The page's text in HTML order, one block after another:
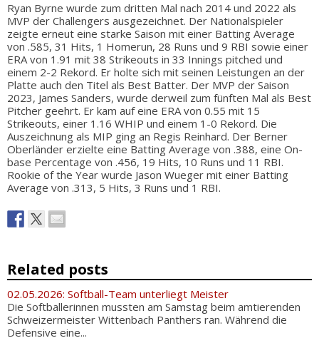
Ryan Byrne wurde zum dritten Mal nach 2014 und 2022 als
MVP der Challengers ausgezeichnet. Der Nationalspieler
zeigte erneut eine starke Saison mit einer Batting Average
von .585, 31 Hits, 1 Homerun, 28 Runs und 9 RBI sowie einer
ERA von 1.91 mit 38 Strikeouts in 33 Innings pitched und
einem 2-2 Rekord. Er holte sich mit seinen Leistungen an der
Platte auch den Titel als Best Batter. Der MVP der Saison
2023, James Sanders, wurde derweil zum fünften Mal als Best
Pitcher geehrt. Er kam auf eine ERA von 0.55 mit 15
Strikeouts, einer 1.16 WHIP und einem 1-0 Rekord. Die
Auszeichnung als MIP ging an Regis Reinhard. Der Berner
Oberländer erzielte eine Batting Average von .388, eine On-
base Percentage von .456, 19 Hits, 10 Runs und 11 RBI.
Rookie of the Year wurde Jason Wueger mit einer Batting
Average von .313, 5 Hits, 3 Runs und 1 RBI.
Related posts
02.05.2026: Softball-Team unterliegt Meister
Die Softballerinnen mussten am Samstag beim amtierenden
Schweizermeister Wittenbach Panthers ran. Während die
Defensive eine...